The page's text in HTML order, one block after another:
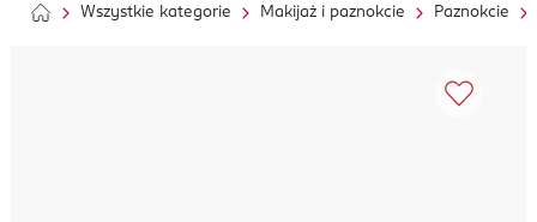
Wszystkie kategorie Makijaż i paznokcie Paznokcie